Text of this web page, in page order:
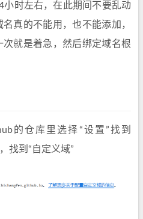
小时左右，在此期间不要乱动
真的不能用，也不能添加，
就是着急，然后绑定域名根
的仓库里选择“设置”找到
找到“自定义域”